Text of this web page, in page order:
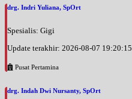
Jam 16:00 - 17:00
Jam 17:00 - 19:00
BPJS
Selasa, 25/08/2026
drg. Indri Yuliana, SpOrt
Spesialis: Gigi
Update terakhir: 2026-08-07 19:20:15
Pusat Pertamina
drg. Indah Dwi Nursanty, SpOrt